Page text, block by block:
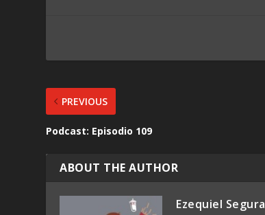
PREVIOUS
Podcast: Episodio 109
ABOUT THE AUTHOR
Ezequiel Segura